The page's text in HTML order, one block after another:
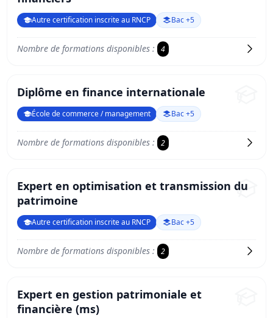
Autre certification inscrite au RNCP Bac +5
Nombre de formations disponibles : 4
Diplôme en finance internationale
École de commerce / management Bac +5
Nombre de formations disponibles : 2
Expert en optimisation et transmission du
patrimoine
Autre certification inscrite au RNCP Bac +5
Nombre de formations disponibles : 2
Expert en gestion patrimoniale et
financière (ms)